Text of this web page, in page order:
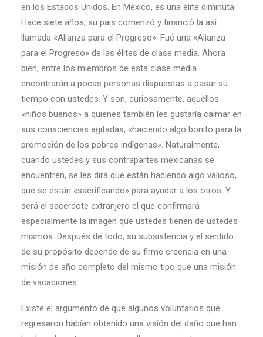
en los Estados Unidos. En México, es una élite diminuta.
Hace siete años, su país comenzó y financió la así
llamada «Alianza para el Progreso». Fué una «Alianza
para el Progreso» de las élites de clase media. Ahora
bien, entre los miembros de esta clase media
encontrarán a pocas personas dispuestas a pasar su
tiempo con ustedes. Y son, curiosamente, aquellos
«niños buenos» a quienes también les gustaría calmar en
sus consciencias agitadas, «haciendo algo bonito para la
promoción de los pobres indígenas». Naturalmente,
cuando ustedes y sus contrapartes mexicanas se
encuentren, se les dirá que están haciendo algo valioso,
que se están «sacrificando» para ayudar a los otros. Y
será el sacerdote extranjero el que confirmará
especialmente la imagen que ustedes tienen de ustedes
mismos. Después de todo, su subsistencia y el sentido
de su propósito depende de su firme creencia en una
misión de año completo del mismo tipo que una misión
de vacaciones.
Existe el argumento de que algunos voluntarios que
regresaron habían obtenido una visión del daño que han